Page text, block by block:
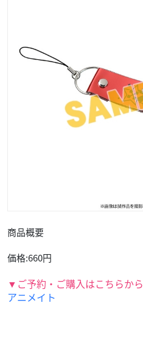
商品概要
価格:660円
▼ご予約・ご購入はこちらから
アニメイト